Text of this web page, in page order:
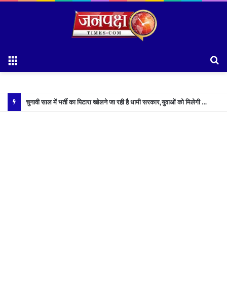
चुनावी साल में भर्ती का पिटारा खोलने जा रही है धामी सरकार,युवाओं को मिलेगी 34 हजार रिकॉर्ड भर्तियों की सौगात